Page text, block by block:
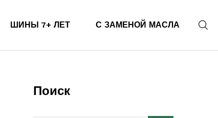
ШИНЫ 7+ ЛЕТ С ЗАМЕНОЙ МАСЛА
Поиск